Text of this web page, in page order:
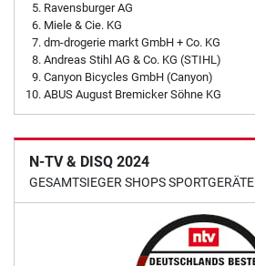
Ravensburger AG
Miele & Cie. KG
dm-drogerie markt GmbH + Co. KG
Andreas Stihl AG & Co. KG (STIHL)
Canyon Bicycles GmbH (Canyon)
ABUS August Bremicker Söhne KG
N-TV & DISQ 2024
GESAMTSIEGER SHOPS SPORTGERÄTE